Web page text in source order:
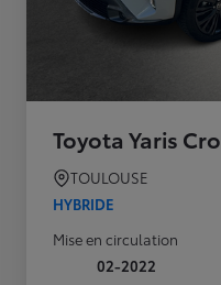
Toyota Yaris
TOULOUSE
HYBRIDE
Mise en circulation
02-2022